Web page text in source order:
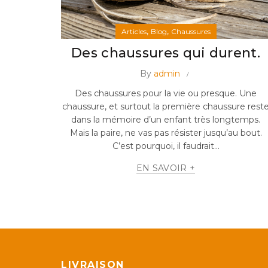
Articles, Blog, Chaussures
Des chaussures qui durent.
By admin
Des chaussures pour la vie ou presque. Une
chaussure, et surtout la première chaussure reste
dans la mémoire d’un enfant très longtemps.
Mais la paire, ne vas pas résister jusqu’au bout.
C’est pourquoi, il faudrait...
EN SAVOIR +
LIVRAISON